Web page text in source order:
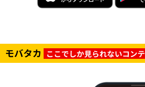
モバタカ ここでしか見られないコン